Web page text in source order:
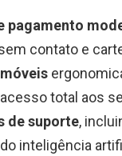
pagamento
contato e
total aos
de suporte,
inteligência